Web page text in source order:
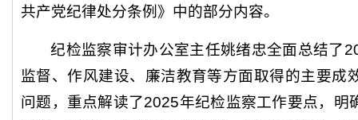
共产党纪律处分条例》中的部分内容。
纪检监察审计办公室主任姚绪忠全面总结了
监督、作风建设、廉洁教育等方面取得的主要成
问题，重点解读了2025年纪检监察工作要点，明